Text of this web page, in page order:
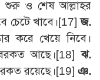
শুরু ও শেষ আল্লাহর
চেটে খাবে।[17]জ.
করে খেয়ে নিবে।
বরকত আছে।[18]ঝ.
রয়েছে।[19] ঞ.